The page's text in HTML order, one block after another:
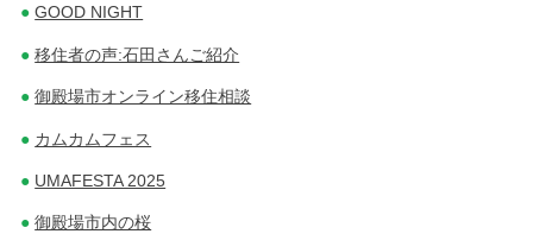
GOOD NIGHT
移住者の声:石田さんご紹介
御殿場市オンライン移住相談
カムカムフェス
UMAFESTA 2025
御殿場市内の桜